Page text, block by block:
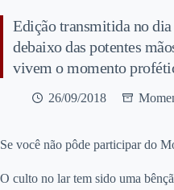
Edição transmitida no dia
debaixo das potentes
vivem o momento
26/09/2018
Se você não pôde participar do
O culto no lar tem sido uma